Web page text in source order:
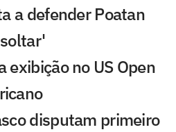
a defender Poatan
exibição no US Open
disputam primeiro